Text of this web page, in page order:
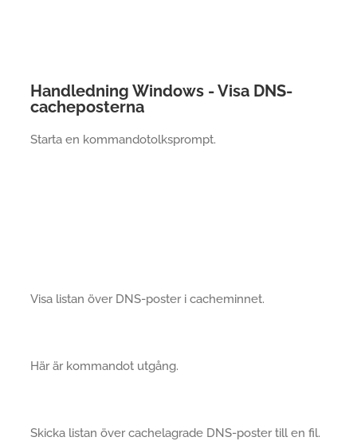
Handledning Windows - Visa DNS-
cacheposterna
Starta en kommandotolksprompt.
Visa listan över DNS-poster i cacheminnet.
Här är kommandot utgång.
Skicka listan över cachelagrade DNS-poster till en fil.